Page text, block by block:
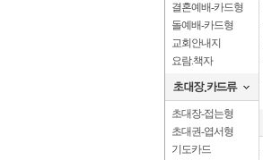
결혼예배-카드형
돌예배-카드형
교회안내지
요람.책자
초대장-접는형
초대권-엽서형
기도카드